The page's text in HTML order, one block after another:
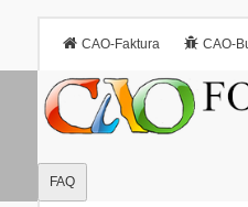
CAO-Faktura CAO-
FAQ